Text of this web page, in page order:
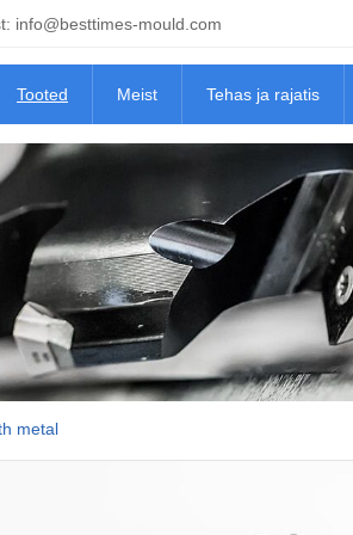
info@besttimes-mould.com
Tooted Meist Tehas ja rajatis
metal